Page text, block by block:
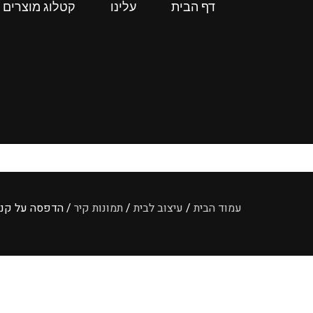
דף הבית עלינו קטלוג מוצרים
עמוד הבית / עיצוב לבית / תמונות קיר / הדפסה על